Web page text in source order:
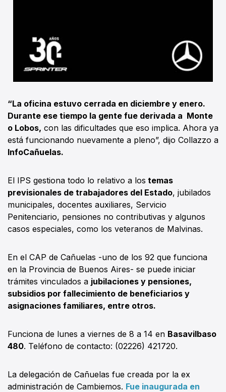
“La oficina estuvo cerrada en diciembre y enero.
Durante ese tiempo la gente fue derivada a Monte
o Lobos, con las dificultades que eso implica. Ahora ya
está funcionando nuevamente a pleno”, dijo Collazzo a
InfoCañuelas.
El IPS gestiona todo lo relativo a los temas
previsionales de trabajadores del Estado, jubilados
municipales, docentes auxiliares, Servicio
Penitenciario, pensiones no contributivas y algunos
casos especiales, como los veteranos de Malvinas.
En el CAP de Cañuelas -uno de los 92 que funciona
en la Provincia de Buenos Aires- se puede iniciar
trámites vinculados a jubilaciones y pensiones,
subsidios por fallecimiento de beneficiarios y
asignaciones familiares, entre otros.
Funciona de lunes a viernes de 8 a 14 en Basavilbaso
480. Teléfono de contacto: (02226) 421720.
La delegación de Cañuelas fue creada por la ex
administración de Cambiemos. Fue inaugurada en